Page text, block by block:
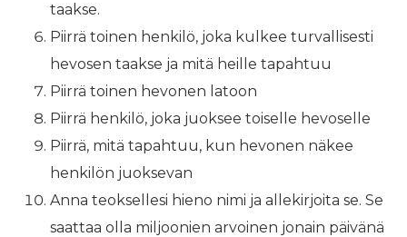
taakse.
Piirrä toinen henkilö, joka kulkee turvallisesti
hevosen taakse ja mitä heille tapahtuu
Piirrä toinen hevonen latoon
Piirrä henkilö, joka juoksee toiselle hevoselle
Piirrä, mitä tapahtuu, kun hevonen näkee
henkilön juoksevan
Anna teoksellesi hieno nimi ja allekirjoita se. Se
saattaa olla miljoonien arvoinen jonain päivänä